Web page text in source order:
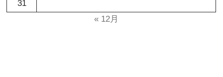
31
« 12月